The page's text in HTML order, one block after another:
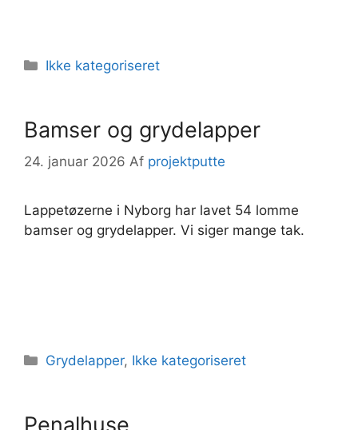
Kategorier
Ikke kategoriseret
Bamser og grydelapper
24. januar 2026 Af projektputte
Lappetøzerne i Nyborg har lavet 54 lomme
bamser og grydelapper. Vi siger mange tak.
Kategorier
Grydelapper, Ikke kategoriseret